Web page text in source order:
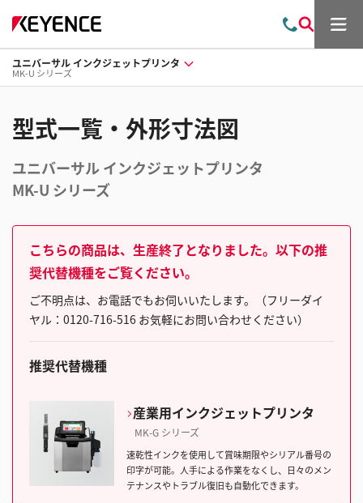
問
わ
索
メ
ユニバーサル インクジェットプリンタ
MK-U シリーズ
型式一覧・外形寸法図
ユニバーサル インクジェットプリンタ
MK-U シリーズ
こちらの商品は、生産終了となりました。以下の推
奨代替機種をご覧ください。
ご不明点は、お電話でもお伺いいたします。（フリーダイ
ヤル：0120-716-516 お気軽にお問い合わせください）
推奨代替機種
産業用インクジェットプリンタ
MK-G シリーズ
速乾性インクを使用して賞味期限やシリアル番号の
印字が可能。人手による作業をなくし、日々のメン
テナンスやトラブル復旧も自動化できます。